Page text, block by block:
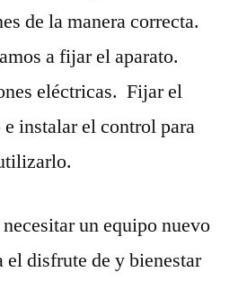
de la manera correcta.
a fijar el aparato.
eléctricas. Fijar el
instalar el control para
un equipo nuevo
el disfrute de y bienestar